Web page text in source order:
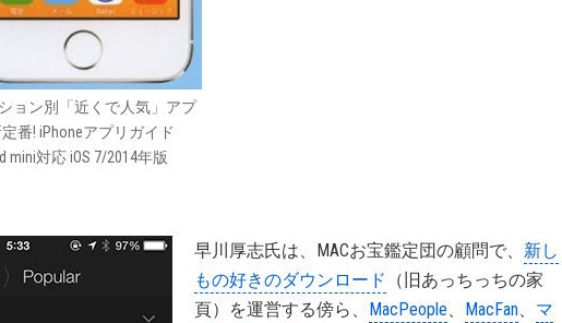
ョン別「近くで人気」アプ
番! iPhoneアプリガイド
mini対応 iOS 7/2014年版
早川厚志氏は、MACお宝鑑定団の顧問で、 新し
もの好きのダウンロード
（旧あっちっちの家
頁）を運営する傍ら、 MacPeople、 MacFan、 マ